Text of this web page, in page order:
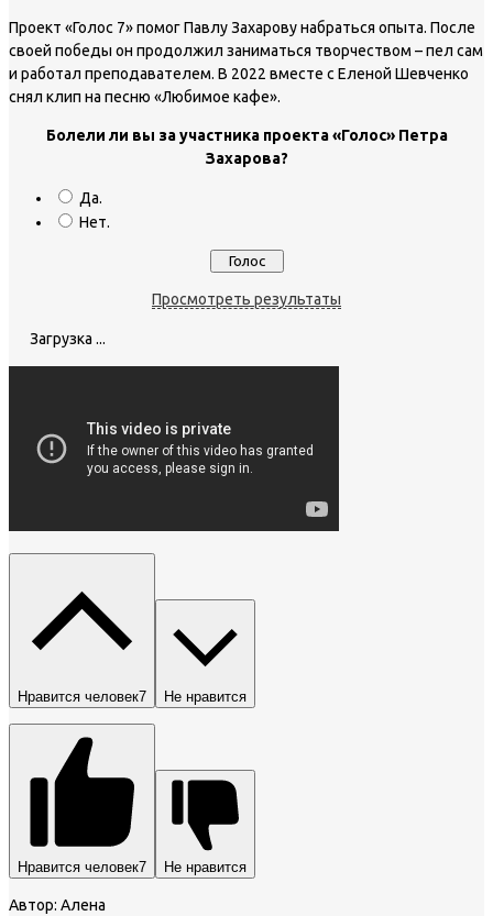
Проект «Голос 7» помог Павлу Захарову набраться опыта. После
своей победы он продолжил заниматься творчеством – пел сам
и работал преподавателем. В 2022 вместе с Еленой Шевченко
снял клип на песню «Любимое кафе».
Болели ли вы за участника проекта «Голос» Петра
Захарова?
Да.
Нет.
Просмотреть результаты
Загрузка ...
Нравится человек7 Не нравится
Нравится человек7 Не нравится
Автор: Алена